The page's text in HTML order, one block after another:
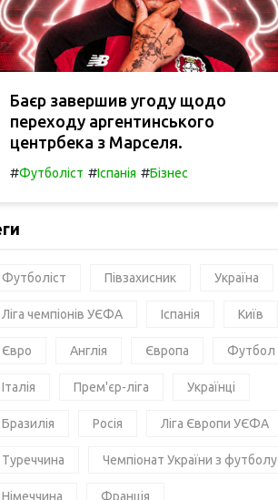
Баєр завершив угоду щодо
переходу аргентинського
центрбека з Марселя.
#Футболіст #Іспанія #Бізнес
Футболіст Півзахисник Україна
Ліга чемпіонів УЄФА Іспанія Київ
Євро Англія Європа Футбол
Італія Прем'єр-ліга Українці
Бразилія Росія Ліга Європи УЄФА
Туреччина Чемпіонат України з футболу
Німеччина Франція